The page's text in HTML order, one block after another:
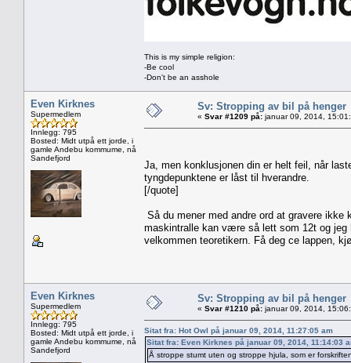
This is my simple religion:
-Be cool
-Don't be an asshole
Even Kirknes
Supermedlem
Innlegg: 795
Bosted: Midt utpå ett jorde, i
gamle Andebu kommume, nå
Sandefjord
Sv: Stropping av bil på henger
« Svar #1209 på: januar 09, 2014,
Ja, men konklusjonen din er helt feil, når
tyngdepunktene er låst til hverandre.
[/quote]
Så du mener med andre ord at gravere ikke
maskintralle kan være så lett som 12t og jeg
velkommen teoretikern. Få deg ce lappen,
Even Kirknes
Supermedlem
Innlegg: 795
Bosted: Midt utpå ett jorde, i
gamle Andebu kommume, nå
Sandefjord
Sv: Stropping av bil på henger
« Svar #1210 på: januar 09, 2014,
Sitat fra: Hot Owl på januar 09, 2014, 11:27:05 am
Sitat fra: Even Kirknes på januar 09, 2014, 11:14:03
Å stroppe stumt uten og stroppe hjula, som er